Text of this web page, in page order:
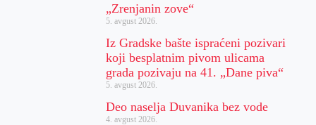
„Zrenjanin zove“
5. avgust 2026.
Iz Gradske bašte ispraćeni pozivari
koji besplatnim pivom ulicama
grada pozivaju na 41. „Dane piva“
5. avgust 2026.
Deo naselja Duvanika bez vode
4. avgust 2026.